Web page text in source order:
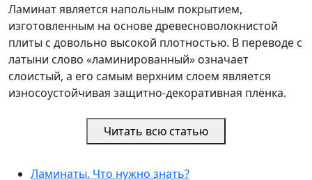
Ламинат является напольным покрытием,
изготовленным на основе древесноволокнистой
плиты с довольно высокой плотностью. В переводе с
латыни слово «ламинированный» означает
слоистый, а его самым верхним слоем является
износоустойчивая защитно-декоративная плёнка.
Читать всю статью
Ламинаты. Что нужно знать?